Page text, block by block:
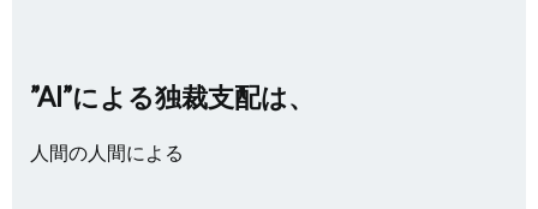
”AI”による独裁支配は、
人間の人間による